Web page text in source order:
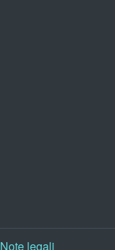
Note legali